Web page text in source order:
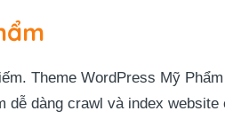
Theme WordPress Mỹ
dàng crawl và index website